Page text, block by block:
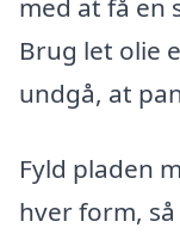
Brug let olie
undgå, at
Fyld pladen
hver form,